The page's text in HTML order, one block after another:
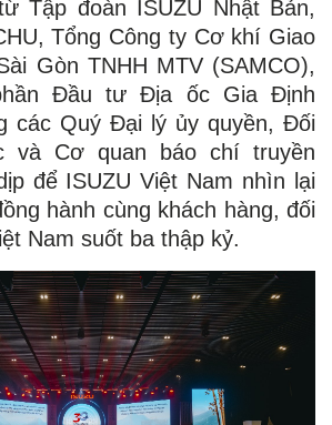
Tập đoàn ISUZU Nhật Bản,
Tổng Công ty Cơ khí Giao
Gòn TNHH MTV (SAMCO),
Đầu tư Địa ốc Gia Định
các Quý Đại lý ủy quyền, Đối
và Cơ quan báo chí truyền
để ISUZU Việt Nam nhìn lại
hành cùng khách hàng, đối
Nam suốt ba thập kỷ.